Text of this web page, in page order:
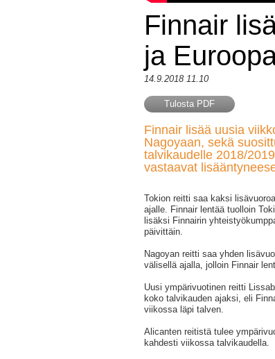
Finnair
ja
14.9.2018 11.10
Tulosta PDF
Finnair lisää uusia
Nagoyaan, sekä
talvikaudelle 2018/
vastaavat
Tokion reitti saa kaksi
ajalle. Finnair lentää tuolloin
lisäksi Finnairin
päivittäin.
Nagoyan reitti saa yhden
välisellä ajalla, jolloin Finnair
Uusi ympärivuotinen reitti
koko talvikauden ajaksi, eli
viikossa läpi talven.
Alicanten reitistä tulee
kahdesti viikossa talvikaudella.